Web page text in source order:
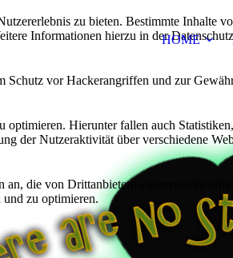
HOME
zu bieten. Bestimmte
Informationen hierzu in der
vor Hackerangriffen und zur
Hierunter fallen auch
der Nutzeraktivität über verschiedene
die von Drittanbietern
zu optimieren.